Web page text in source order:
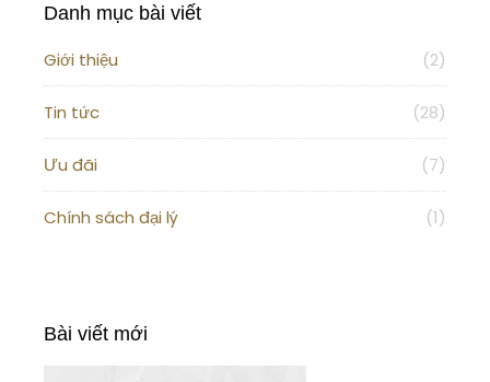
Danh mục bài viết
Giới thiệu (2)
Tin tức (28)
Ưu đãi (7)
Chính sách đại lý (1)
Bài viết mới